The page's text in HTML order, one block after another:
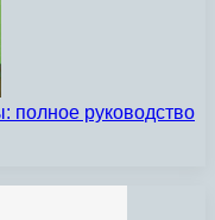
полное руководство